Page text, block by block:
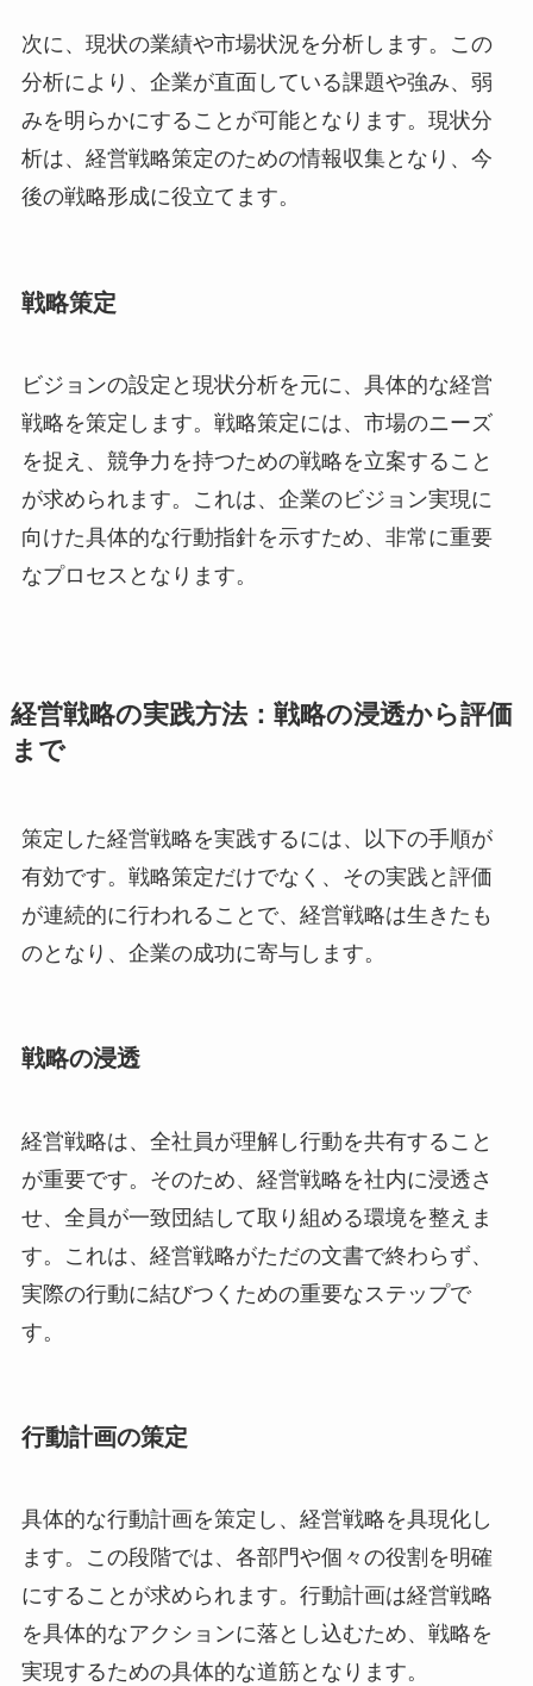
次に、現状の業績や市場状況を分析します。この
分析により、企業が直面している課題や強み、弱
みを明らかにすることが可能となります。現状分
析は、経営戦略策定のための情報収集となり、今
後の戦略形成に役立てます。
戦略策定
ビジョンの設定と現状分析を元に、具体的な経営
戦略を策定します。戦略策定には、市場のニーズ
を捉え、競争力を持つための戦略を立案すること
が求められます。これは、企業のビジョン実現に
向けた具体的な行動指針を示すため、非常に重要
なプロセスとなります。
経営戦略の実践方法：戦略の浸透から評価
まで
策定した経営戦略を実践するには、以下の手順が
有効です。戦略策定だけでなく、その実践と評価
が連続的に行われることで、経営戦略は生きたも
のとなり、企業の成功に寄与します。
戦略の浸透
経営戦略は、全社員が理解し行動を共有すること
が重要です。そのため、経営戦略を社内に浸透さ
せ、全員が一致団結して取り組める環境を整えま
す。これは、経営戦略がただの文書で終わらず、
実際の行動に結びつくための重要なステップで
す。
行動計画の策定
具体的な行動計画を策定し、経営戦略を具現化し
ます。この段階では、各部門や個々の役割を明確
にすることが求められます。行動計画は経営戦略
を具体的なアクションに落とし込むため、戦略を
実現するための具体的な道筋となります。